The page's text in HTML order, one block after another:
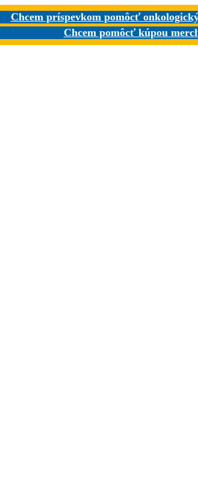
Chcem príspevkom pomôcť
Chcem pomôcť kúpou